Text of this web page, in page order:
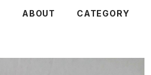
ABOUT CATEGORY